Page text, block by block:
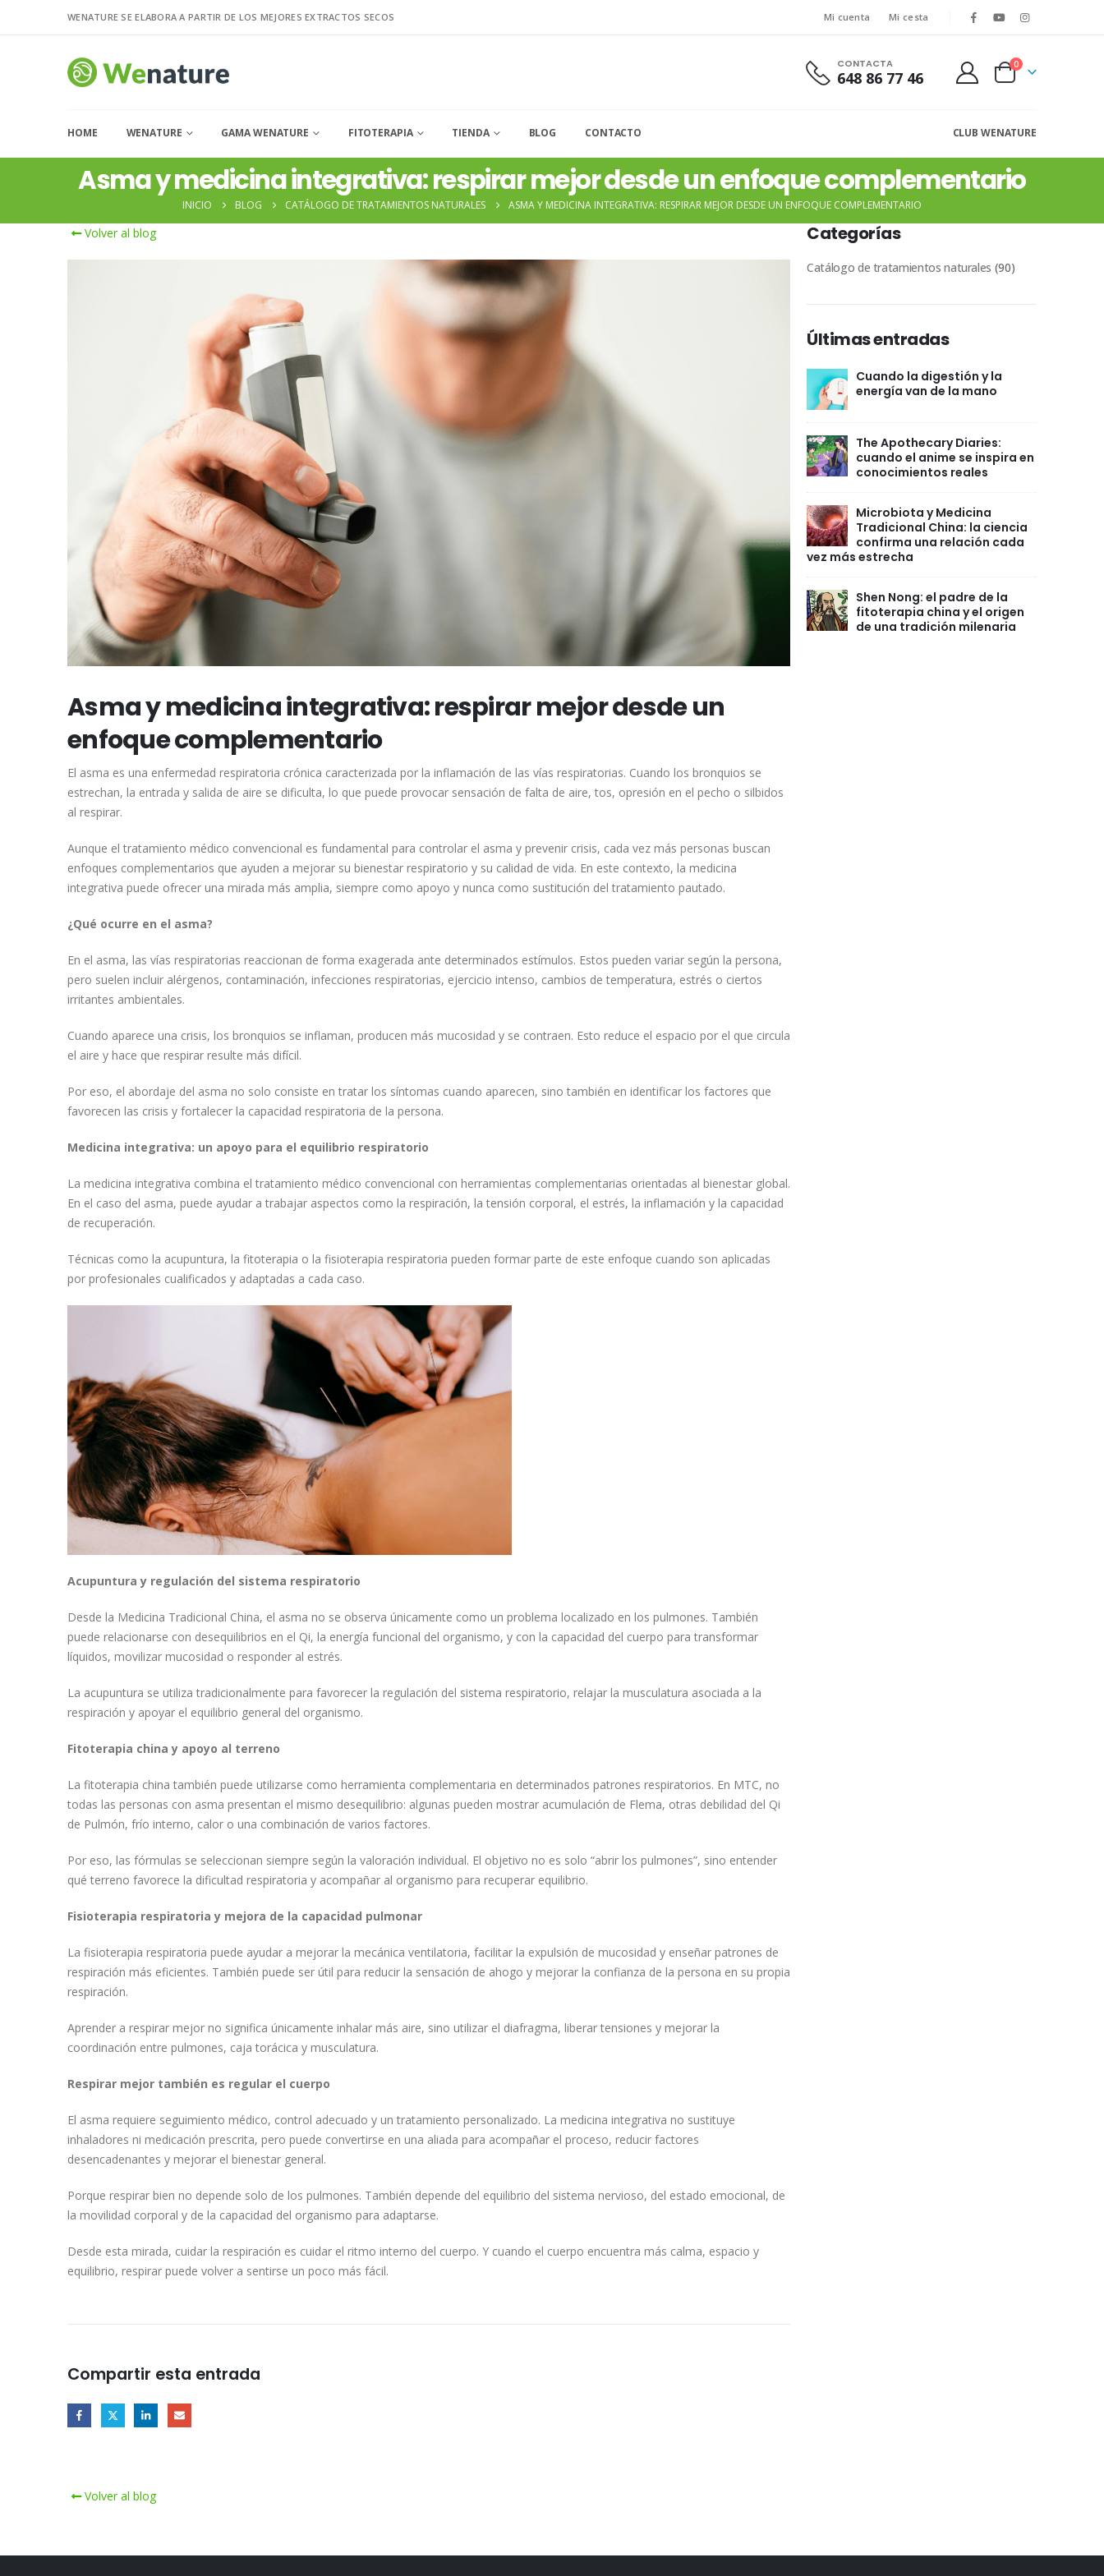
WENATURE SE ELABORA A PARTIR DE LOS MEJORES EXTRACTOS SECOS Mi cuenta Mi cesta
CONTACTA
648 86 77 46
0
HOME WENATURE GAMA WENATURE FITOTERAPIA TIENDA BLOG CONTACTO CLUB WENATURE
Asma y medicina integrativa: respirar mejor desde un enfoque complementario
INICIO BLOG CATÁLOGO DE TRATAMIENTOS NATURALES ASMA Y MEDICINA INTEGRATIVA: RESPIRAR MEJOR DESDE UN ENFOQUE COMPLEMENTARIO
Volver al blog
Asma y medicina integrativa: respirar mejor desde un
enfoque complementario
El asma es una enfermedad respiratoria crónica caracterizada por la inflamación de las vías respiratorias. Cuando los bronquios se
estrechan, la entrada y salida de aire se dificulta, lo que puede provocar sensación de falta de aire, tos, opresión en el pecho o silbidos
al respirar.
Aunque el tratamiento médico convencional es fundamental para controlar el asma y prevenir crisis, cada vez más personas buscan
enfoques complementarios que ayuden a mejorar su bienestar respiratorio y su calidad de vida. En este contexto, la medicina
integrativa puede ofrecer una mirada más amplia, siempre como apoyo y nunca como sustitución del tratamiento pautado.
¿Qué ocurre en el asma?
En el asma, las vías respiratorias reaccionan de forma exagerada ante determinados estímulos. Estos pueden variar según la persona,
pero suelen incluir alérgenos, contaminación, infecciones respiratorias, ejercicio intenso, cambios de temperatura, estrés o ciertos
irritantes ambientales.
Cuando aparece una crisis, los bronquios se inflaman, producen más mucosidad y se contraen. Esto reduce el espacio por el que circula
el aire y hace que respirar resulte más difícil.
Por eso, el abordaje del asma no solo consiste en tratar los síntomas cuando aparecen, sino también en identificar los factores que
favorecen las crisis y fortalecer la capacidad respiratoria de la persona.
Medicina integrativa: un apoyo para el equilibrio respiratorio
La medicina integrativa combina el tratamiento médico convencional con herramientas complementarias orientadas al bienestar global.
En el caso del asma, puede ayudar a trabajar aspectos como la respiración, la tensión corporal, el estrés, la inflamación y la capacidad
de recuperación.
Técnicas como la acupuntura, la fitoterapia o la fisioterapia respiratoria pueden formar parte de este enfoque cuando son aplicadas
por profesionales cualificados y adaptadas a cada caso.
Acupuntura y regulación del sistema respiratorio
Desde la Medicina Tradicional China, el asma no se observa únicamente como un problema localizado en los pulmones. También
puede relacionarse con desequilibrios en el Qi, la energía funcional del organismo, y con la capacidad del cuerpo para transformar
líquidos, movilizar mucosidad o responder al estrés.
La acupuntura se utiliza tradicionalmente para favorecer la regulación del sistema respiratorio, relajar la musculatura asociada a la
respiración y apoyar el equilibrio general del organismo.
Fitoterapia china y apoyo al terreno
La fitoterapia china también puede utilizarse como herramienta complementaria en determinados patrones respiratorios. En MTC, no
todas las personas con asma presentan el mismo desequilibrio: algunas pueden mostrar acumulación de Flema, otras debilidad del Qi
de Pulmón, frío interno, calor o una combinación de varios factores.
Por eso, las fórmulas se seleccionan siempre según la valoración individual. El objetivo no es solo “abrir los pulmones”, sino entender
qué terreno favorece la dificultad respiratoria y acompañar al organismo para recuperar equilibrio.
Fisioterapia respiratoria y mejora de la capacidad pulmonar
La fisioterapia respiratoria puede ayudar a mejorar la mecánica ventilatoria, facilitar la expulsión de mucosidad y enseñar patrones de
respiración más eficientes. También puede ser útil para reducir la sensación de ahogo y mejorar la confianza de la persona en su propia
respiración.
Aprender a respirar mejor no significa únicamente inhalar más aire, sino utilizar el diafragma, liberar tensiones y mejorar la
coordinación entre pulmones, caja torácica y musculatura.
Respirar mejor también es regular el cuerpo
El asma requiere seguimiento médico, control adecuado y un tratamiento personalizado. La medicina integrativa no sustituye
inhaladores ni medicación prescrita, pero puede convertirse en una aliada para acompañar el proceso, reducir factores
desencadenantes y mejorar el bienestar general.
Porque respirar bien no depende solo de los pulmones. También depende del equilibrio del sistema nervioso, del estado emocional, de
la movilidad corporal y de la capacidad del organismo para adaptarse.
Desde esta mirada, cuidar la respiración es cuidar el ritmo interno del cuerpo. Y cuando el cuerpo encuentra más calma, espacio y
equilibrio, respirar puede volver a sentirse un poco más fácil.
Compartir esta entrada
Volver al blog
Categorías
Catálogo de tratamientos naturales (90)
Últimas entradas
Cuando la digestión y la
energía van de la mano
The Apothecary Diaries:
cuando el anime se inspira en
conocimientos reales
Microbiota y Medicina
Tradicional China: la ciencia
confirma una relación cada
vez más estrecha
Shen Nong: el padre de la
fitoterapia china y el origen
de una tradición milenaria